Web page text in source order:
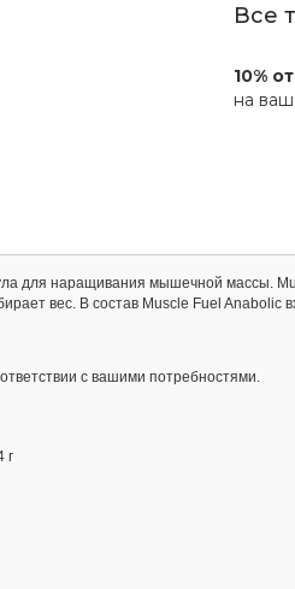
Все
10%
на
для наращивания мышечной массы.
вес. В состав Muscle Fuel
с вашими потребностями.
г